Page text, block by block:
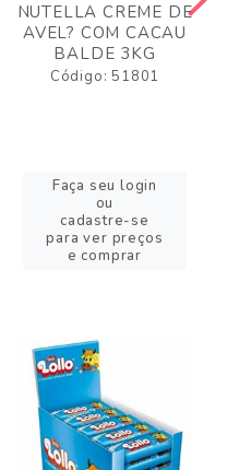
NUTELLA CREME DE
AVEL? COM CACAU
BALDE 3KG
Código: 51801
Faça seu login
ou
cadastre-se
para ver preços
e comprar